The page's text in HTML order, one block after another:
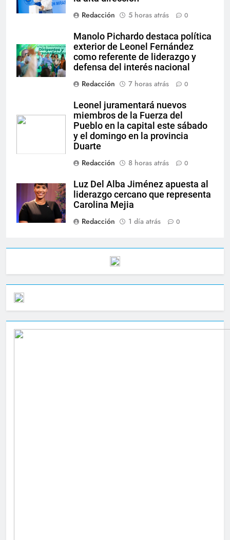
Redacción
5 horas atrás 0
Manolo Pichardo destaca política
exterior de Leonel Fernández
como referente de liderazgo y
defensa del interés nacional
Redacción
7 horas atrás 0
Leonel juramentará nuevos
miembros de la Fuerza del
Pueblo en la capital este sábado
y el domingo en la provincia
Duarte
Redacción
8 horas atrás 0
Luz Del Alba Jiménez apuesta al
liderazgo cercano que representa
Carolina Mejia
Redacción
1 día atrás 0